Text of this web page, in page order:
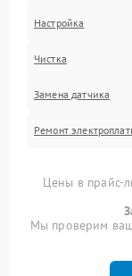
Настройка
Чистка
Замена датчика
Ремонт
Цены в прайс-
Мы проверим